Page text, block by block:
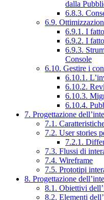
dalla
6.8.3.
6.9.
6.9.1. I
6.9.2. I
6.9.3.
Console
6.10. Gestire i
6.10.1.
6.10.2.
6.10.3.
6.10.4.
7. Progettazione
7.1.
7.2. User stories
7.2.1.
7.3. Flussi di
7.4. Wireframe
7.5. Prototipi
8. Progettazione
8.1. Obiettivi
8.2. Elementi